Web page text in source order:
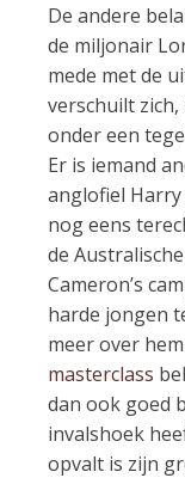
De andere
de miljonair
mede met de
verschuilt
onder een
Er is iemand
anglofiel
nog eens
de
Cameron’s
harde jongen
meer over
masterclass
dan ook goed
invalshoek
opvalt is zijn